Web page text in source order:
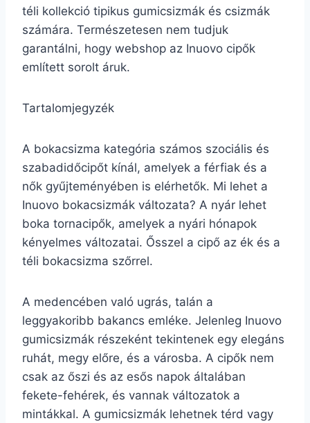
téli kollekció tipikus gumicsizmák és csizmák
számára. Természetesen nem tudjuk
garantálni, hogy webshop az Inuovo cipők
említett sorolt áruk.
Tartalomjegyzék
A bokacsizma kategória számos szociális és
szabadidőcipőt kínál, amelyek a férfiak és a
nők gyűjteményében is elérhetők. Mi lehet a
Inuovo bokacsizmák változata? A nyár lehet
boka tornacipők, amelyek a nyári hónapok
kényelmes változatai. Ősszel a cipő az ék és a
téli bokacsizma szőrrel.
A medencében való ugrás, talán a
leggyakoribb bakancs emléke. Jelenleg Inuovo
gumicsizmák részeként tekintenek egy elegáns
ruhát, megy előre, és a városba. A cipők nem
csak az őszi és az esős napok általában
fekete-fehérek, és vannak változatok a
mintákkal. A gumicsizmák lehetnek térd vagy